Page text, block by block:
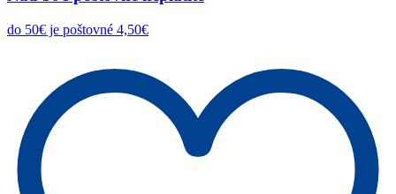
do 50€ je poštovné 4,50€